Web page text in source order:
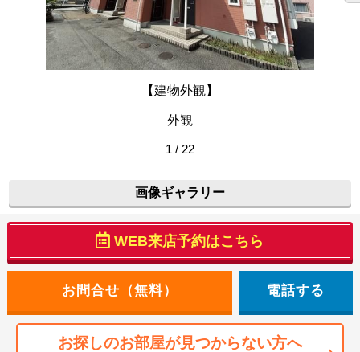
【建物外観】
外観
1 / 22
画像ギャラリー
WEB来店予約はこちら
電話する
お探しのお部屋が見つからない方へ